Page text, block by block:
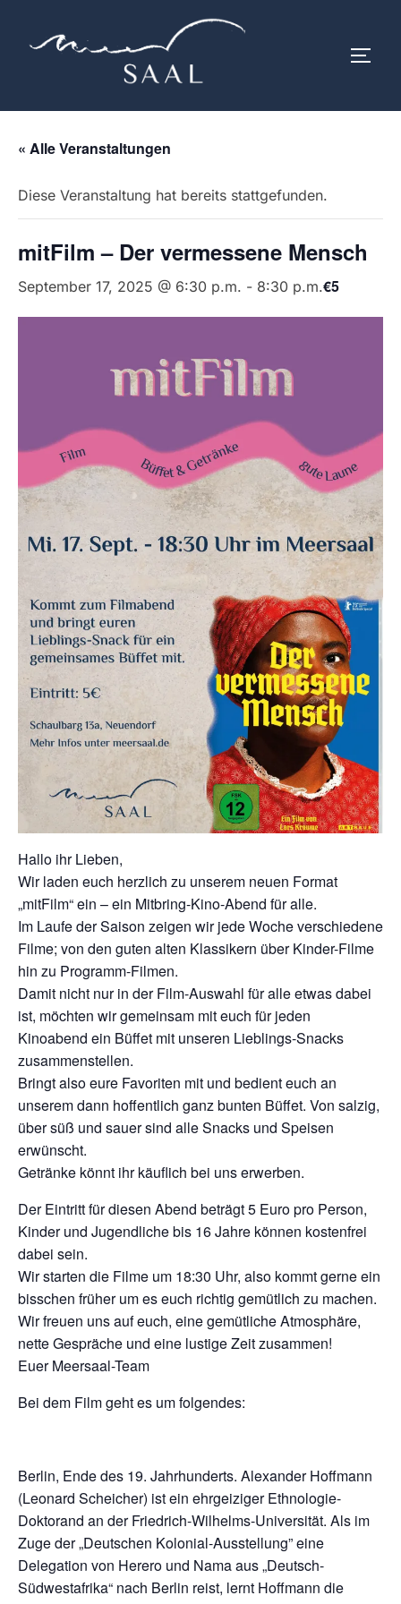
« Alle Veranstaltungen
Diese Veranstaltung hat bereits stattgefunden.
mitFilm – Der vermessene Mensch
September 17, 2025 @ 6:30 p.m. - 8:30 p.m.€5
Hallo ihr Lieben,
Wir laden euch herzlich zu unserem neuen Format
„mitFilm“ ein – ein Mitbring-Kino-Abend für alle.
Im Laufe der Saison zeigen wir jede Woche verschiedene
Filme; von den guten alten Klassikern über Kinder-Filme
hin zu Programm-Filmen.
Damit nicht nur in der Film-Auswahl für alle etwas dabei
ist, möchten wir gemeinsam mit euch für jeden
Kinoabend ein Büffet mit unseren Lieblings-Snacks
zusammenstellen.
Bringt also eure Favoriten mit und bedient euch an
unserem dann hoffentlich ganz bunten Büffet. Von salzig,
über süß und sauer sind alle Snacks und Speisen
erwünscht.
Getränke könnt ihr käuflich bei uns erwerben.
Der Eintritt für diesen Abend beträgt 5 Euro pro Person,
Kinder und Jugendliche bis 16 Jahre können kostenfrei
dabei sein.
Wir starten die Filme um 18:30 Uhr, also kommt gerne ein
bisschen früher um es euch richtig gemütlich zu machen.
Wir freuen uns auf euch, eine gemütliche Atmosphäre,
nette Gespräche und eine lustige Zeit zusammen!
Euer Meersaal-Team
Bei dem Film geht es um folgendes:
Berlin, Ende des 19. Jahrhunderts. Alexander Hoffmann
(Leonard Scheicher) ist ein ehrgeiziger Ethnologie-
Doktorand an der Friedrich-Wilhelms-Universität. Als im
Zuge der „Deutschen Kolonial-Ausstellung” eine
Delegation von Herero und Nama aus „Deutsch-
Südwestafrika“ nach Berlin reist, lernt Hoffmann die